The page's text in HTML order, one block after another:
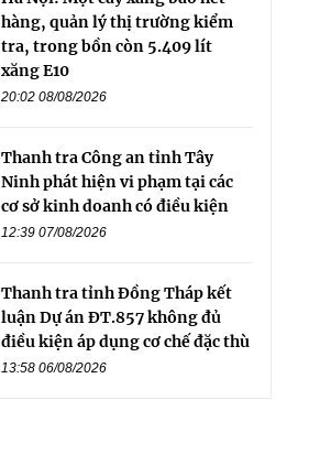
hàng, quản lý thị trường kiểm
tra, trong bồn còn 5.409 lít
xăng E10
20:02 08/08/2026
Thanh tra Công an tỉnh Tây
Ninh phát hiện vi phạm tại các
cơ sở kinh doanh có điều kiện
12:39 07/08/2026
Thanh tra tỉnh Đồng Tháp kết
luận Dự án ĐT.857 không đủ
điều kiện áp dụng cơ chế đặc thù
13:58 06/08/2026